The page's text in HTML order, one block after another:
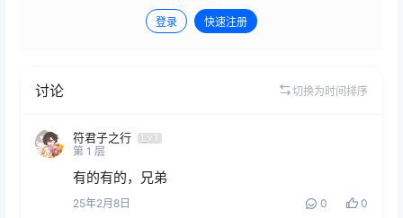
登录 快速注册
讨论 切换为时间排序
符君子之行
Lv1
第 1 层
有的有的，兄弟
25年2月8日 0 0